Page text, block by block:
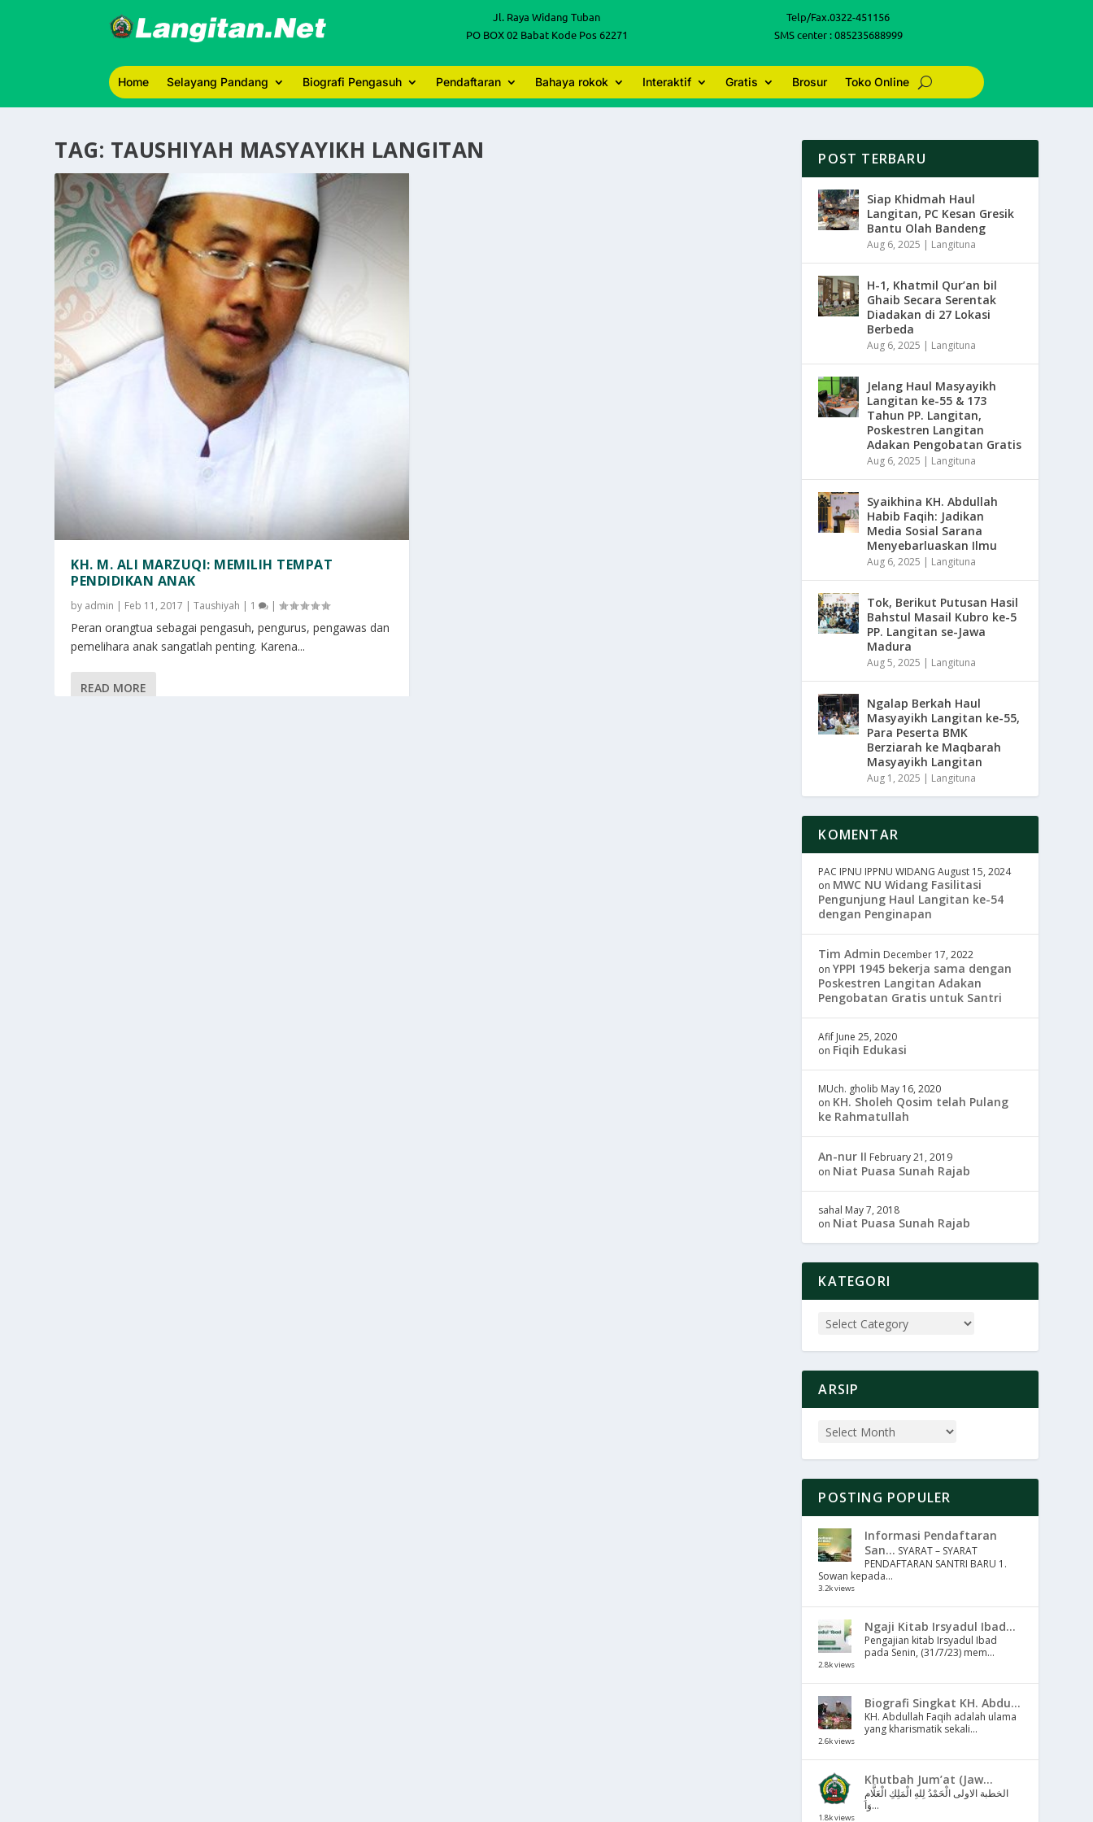
Jl. Raya Widang Tuban
PO BOX 02 Babat Kode Pos 62271
Telp/Fax.0322-451156
SMS center : 085235688999
Home Selayang Pandang Biografi Pengasuh Pendaftaran Bahaya rokok Interaktif Gratis Brosur Toko Online
TAG: TAUSHIYAH MASYAYIKH LANGITAN
KH. M. ALI MARZUQI: MEMILIH TEMPAT
PENDIDIKAN ANAK
by admin | Feb 11, 2017 |Taushiyah | 1 |
Peran orangtua sebagai pengasuh, pengurus, pengawas dan
pemelihara anak sangatlah penting. Karena...
READ MORE
POST TERBARU
Siap Khidmah Haul
Langitan, PC Kesan Gresik
Bantu Olah Bandeng
Aug 6, 2025 | Langituna
H-1, Khatmil Qur’an bil
Ghaib Secara Serentak
Diadakan di 27 Lokasi
Berbeda
Aug 6, 2025 | Langituna
Jelang Haul Masyayikh
Langitan ke-55 & 173
Tahun PP. Langitan,
Poskestren Langitan
Adakan Pengobatan Gratis
Aug 6, 2025 | Langituna
Syaikhina KH. Abdullah
Habib Faqih: Jadikan
Media Sosial Sarana
Menyebarluaskan Ilmu
Aug 6, 2025 | Langituna
Tok, Berikut Putusan Hasil
Bahstul Masail Kubro ke-5
PP. Langitan se-Jawa
Madura
Aug 5, 2025 | Langituna
Ngalap Berkah Haul
Masyayikh Langitan ke-55,
Para Peserta BMK
Berziarah ke Maqbarah
Masyayikh Langitan
Aug 1, 2025 | Langituna
KOMENTAR
PAC IPNU IPPNU WIDANG August 15, 2024
on MWC NU Widang Fasilitasi
Pengunjung Haul Langitan ke-54
dengan Penginapan
Tim Admin December 17, 2022
onYPPI 1945 bekerja sama dengan
Poskestren Langitan Adakan
Pengobatan Gratis untuk Santri
Afif June 25, 2020
on Fiqih Edukasi
MUch. gholib May 16, 2020
on KH. Sholeh Qosim telah Pulang
ke Rahmatullah
An-nur II February 21, 2019
on Niat Puasa Sunah Rajab
sahal May 7, 2018
on Niat Puasa Sunah Rajab
KATEGORI
ARSIP
POSTING POPULER
Informasi Pendaftaran
San... SYARAT – SYARAT
PENDAFTARAN SANTRI BARU 1.
Sowan kepada...
3.2k views
Ngaji Kitab Irsyadul Ibad...
Pengajian kitab Irsyadul Ibad
pada Senin, (31/7/23) mem...
2.8k views
Biografi Singkat KH. Abdu...
KH. Abdullah Faqih adalah ulama
yang kharismatik sekali...
2.6k views
Khutbah Jum’at (Jaw...
الخطبة الاولى الْحَمْدُ لِلهِ الْمَلِكِ الْعَلَّامِ
وَا...
1.8k views